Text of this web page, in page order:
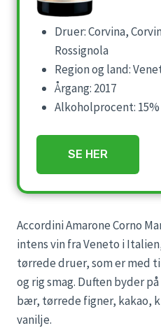
Druer: Corvina,
Rossignola
Region og land:
Årgang: 2017
Alkoholprocent: 15%
SE HER
Accordini Amarone Corno
intens vin fra Veneto i
tørrede druer, som er med
og rig smag. Duften byder
bær, tørrede figner, kakao,
vanilje.